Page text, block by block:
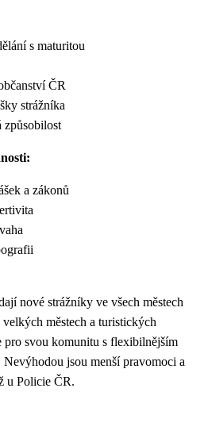
s maturitou
ČR
strážníka
způsobilost
a zákonů
nové strážníky ve všech městech
městech a turistických
pro svou komunitu s flexibilnějším
jsou menší pravomoci a
u Policie ČR.